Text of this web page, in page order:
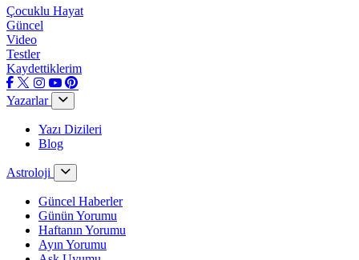
Çocuklu Hayat
Güncel
Video
Testler
Kaydettiklerim
Yazarlar
Yazı Dizileri
Blog
Astroloji
Güncel Haberler
Günün Yorumu
Haftanın Yorumu
Ayın Yorumu